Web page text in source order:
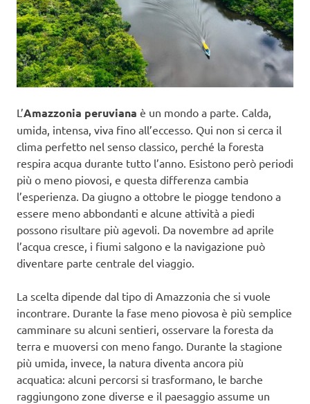
L’Amazzonia peruviana è un mondo a parte. Calda,
umida, intensa, viva fino all’eccesso. Qui non si cerca il
clima perfetto nel senso classico, perché la foresta
respira acqua durante tutto l’anno. Esistono però periodi
più o meno piovosi, e questa differenza cambia
l’esperienza. Da giugno a ottobre le piogge tendono a
essere meno abbondanti e alcune attività a piedi
possono risultare più agevoli. Da novembre ad aprile
l’acqua cresce, i fiumi salgono e la navigazione può
diventare parte centrale del viaggio.
La scelta dipende dal tipo di Amazzonia che si vuole
incontrare. Durante la fase meno piovosa è più semplice
camminare su alcuni sentieri, osservare la foresta da
terra e muoversi con meno fango. Durante la stagione
più umida, invece, la natura diventa ancora più
acquatica: alcuni percorsi si trasformano, le barche
raggiungono zone diverse e il paesaggio assume un